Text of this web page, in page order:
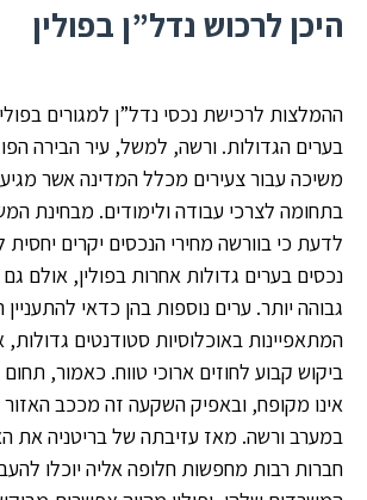
היכן לרכוש נדל”ן בפולין
ההמלצות לרכישת נכסי נדל”ן למגורים
בערים הגדולות. ורשה, למשל, עיר הבירה
משיכה עבור צעירים מכלל המדינה אשר
בתחומה לצרכי עבודה ולימודים. מבחינת
לדעת כי בוורשה מחירי הנכסים יקרים
נכסים בערים גדולות אחרות בפולין, אולם
גבוהה יותר. ערים נוספות בהן כדאי להתעניין
המתאפיינות באוכלוסיות סטודנטים
ביקוש קבוע לחוזים ארוכי טווח. כאמור,
אינו מקופח, ובאפיק השקעה זה מככב
במערב ורשה. מאז עזיבתה של בריטניה את
חברות רבות מחפשות חלופה אליה יוכלו